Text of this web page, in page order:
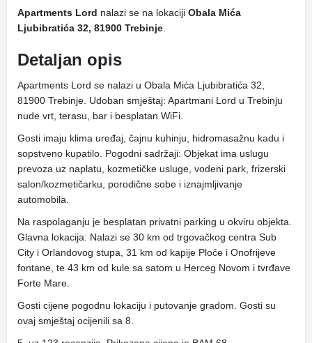
Apartments Lord nalazi se na lokaciji Obala Mića
Ljubibratića 32, 81900 Trebinje
Detaljan opis
Apartments Lord se nalazi u Obala Mića Ljubibratića 32,
81900 Trebinje. Udoban smještaj: Apartmani Lord u Trebinju
nude vrt, terasu, bar i besplatan WiFi.
Gosti imaju klima uređaj, čajnu kuhinju, hidromasažnu kadu i
sopstveno kupatilo. Pogodni sadržaji: Objekat ima uslugu
prevoza uz naplatu, kozmetičke usluge, vodeni park, frizerski
salon/kozmetičarku, porodične sobe i iznajmljivanje
automobila.
Na raspolaganju je besplatan privatni parking u okviru objekta.
Glavna lokacija: Nalazi se 30 km od trgovačkog centra Sub
City i Orlandovog stupa, 31 km od kapije Ploče i Onofrijeve
fontane, te 43 km od kule sa satom u Herceg Novom i tvrđave
Forte Mare.
Gosti cijene pogodnu lokaciju i putovanje gradom. Gosti su
ovaj smještaj ocijenili sa 8.